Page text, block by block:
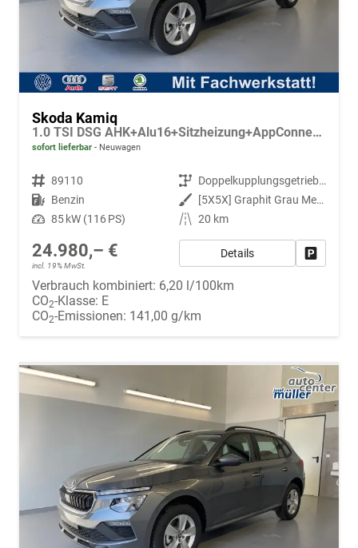
Skoda Kamiq
1.0 TSI DSG AHK+Alu16+Sitzheizung+AppConnect+GV5+LED+Nebel+Klima
sofort lieferbar Neuwagen
Fahrzeugnr. 89110 Getriebe
Doppelkupplungsgetriebe (DSG)
Kraftstoff Benzin Außenfarbe
[5X5X] Graphit Grau Metallic
Leistung 85 kW (116 PS) Kilometerstand 20 km
24.980,– €
incl. 19% MwSt.
Details
Verbrauch kombiniert: 6,20 l/100km
CO2-Klasse: E
CO2-Emissionen: 141,00 g/km